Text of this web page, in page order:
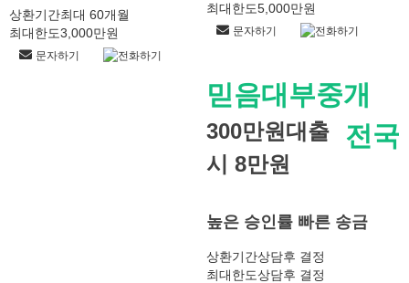
상환기간최대 60개월
최대한도3,000만원
문자하기 전화하기
최대한도5,000만원
문자하기 전화하기
믿음대부중개
전국
300만원대출
시 8만원
높은 승인률 빠른 송금
상환기간상담후 결정
최대한도상담후 결정